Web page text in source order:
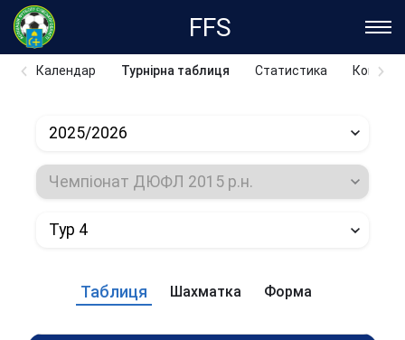
FFS
Календар Турнірна таблиця Статистика
2025/2026
Чемпіонат ДЮФЛ 2015 р.н.
Тур 4
Таблиця Шахматка Форма